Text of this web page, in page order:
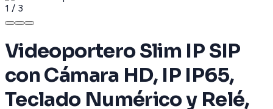
1 / 3
Videoportero Slim IP SIP
con Cámara HD, IP IP65,
Teclado Numérico y Relé,